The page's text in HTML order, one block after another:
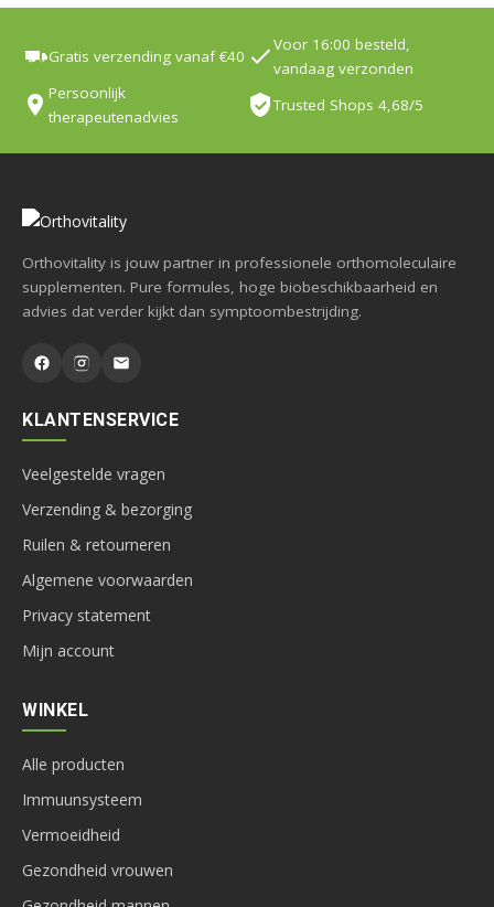
Gratis verzending vanaf €40
Voor 16:00 besteld,
vandaag verzonden
Persoonlijk
therapeutenadvies
Trusted Shops 4,68/5
Orthovitality is jouw partner in professionele orthomoleculaire
supplementen. Pure formules, hoge biobeschikbaarheid en
advies dat verder kijkt dan symptoombestrijding.
KLANTENSERVICE
Veelgestelde vragen
Verzending & bezorging
Ruilen & retourneren
Algemene voorwaarden
Privacy statement
Mijn account
WINKEL
Alle producten
Immuunsysteem
Vermoeidheid
Gezondheid vrouwen